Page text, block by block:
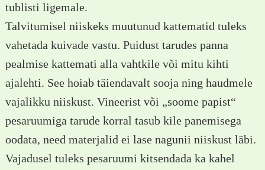
tublisti ligemale.
Talvitumisel niiskeks muutunud kattematid tuleks
vahetada kuivade vastu. Puidust tarudes panna
pealmise kattemati alla vahtkile või mitu kihti
ajalehti. See hoiab täiendavalt sooja ning haudmele
vajalikku niiskust. Vineerist või „soome papist“
pesaruumiga tarude korral tasub kile panemisega
oodata, need materjalid ei lase nagunii niiskust läbi.
Vajadusel tuleks pesaruumi kitsendada ka kahel